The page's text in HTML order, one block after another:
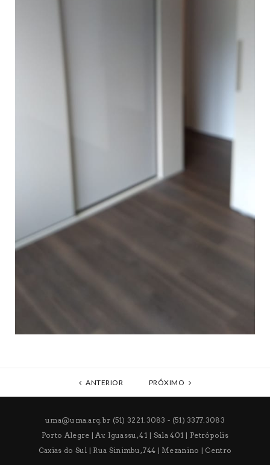
ANTERIOR PRÓXIMO
uma@uma.arq.br (51) 3221.3083 - (51) 3377.3083
Porto Alegre | Av. Iguassu, 41 | Sala 401 | Petrópolis
Caxias do Sul | Rua Sinimbu, 744 | Mezanino | Centro